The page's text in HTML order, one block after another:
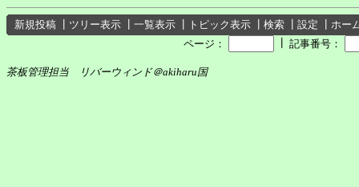
新規投稿 ツリー表示 一覧表示 トピック表示 検索 設定
ホー
ページ：
記事番号：
茶板管理担当 リバーウィンド＠akiharu国